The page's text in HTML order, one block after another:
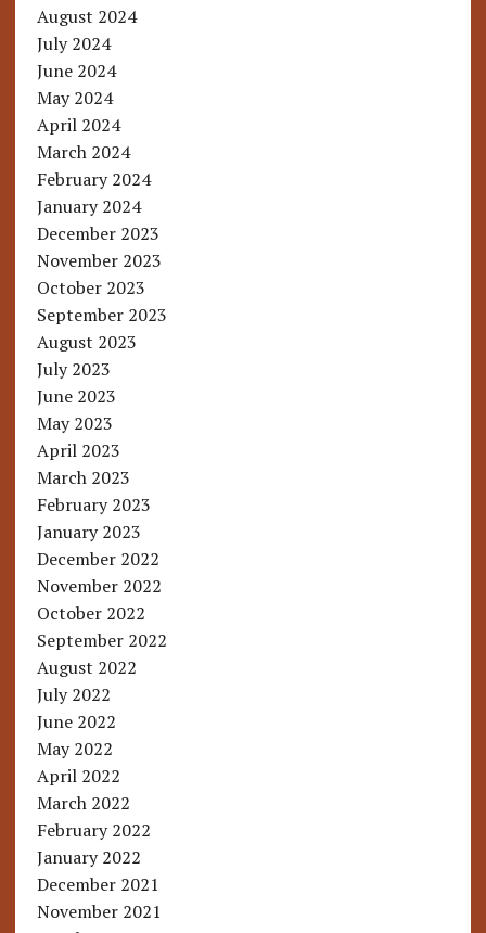
August 2024
July 2024
June 2024
May 2024
April 2024
March 2024
February 2024
January 2024
December 2023
November 2023
October 2023
September 2023
August 2023
July 2023
June 2023
May 2023
April 2023
March 2023
February 2023
January 2023
December 2022
November 2022
October 2022
September 2022
August 2022
July 2022
June 2022
May 2022
April 2022
March 2022
February 2022
January 2022
December 2021
November 2021